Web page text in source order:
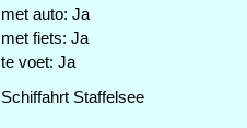
met auto: Ja
met fiets: Ja
te voet: Ja
Schiffahrt Staffelsee